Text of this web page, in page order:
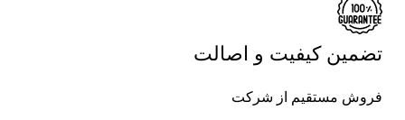
تضمین کیفیت و اصالت
فروش مستقیم از شرکت